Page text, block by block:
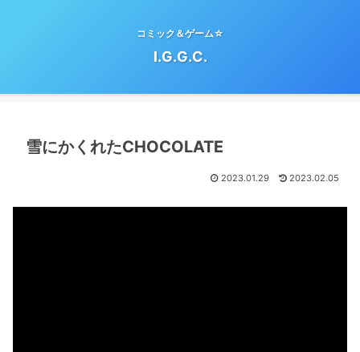
コミック＆ゲーム☆
I.G.G.C.
雪にかくれたCHOCOLATE
2023.01.29 2023.02.05